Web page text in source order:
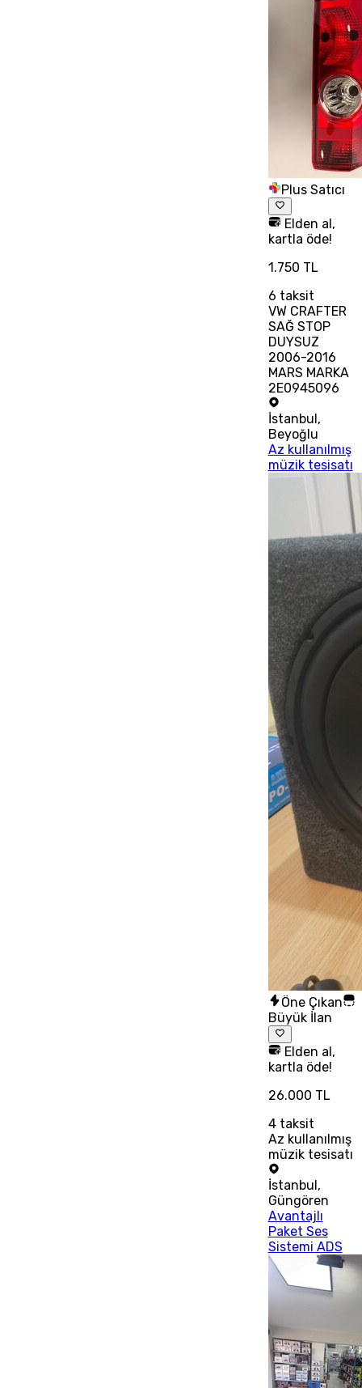
Plus Satıcı
Elden al,
kartla öde!
1.750 TL
6 taksit
VW CRAFTER
SAĞ STOP
DUYSUZ
2006-2016
MARS MARKA
2E0945096
İstanbul,
Beyoğlu
Az kullanılmış
müzik tesisatı
Öne Çıkan
Büyük İlan
Elden al,
kartla öde!
26.000 TL
4taksit
Az kullanılmış
müzik tesisatı
İstanbul ,
Güngören
Avantajlı
Paket Ses
Sistemi ADS